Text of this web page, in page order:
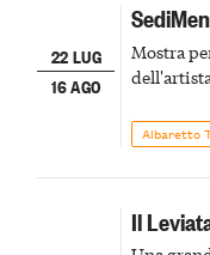
22 LUG
16 AGO
Mostra
Albaretto
Il